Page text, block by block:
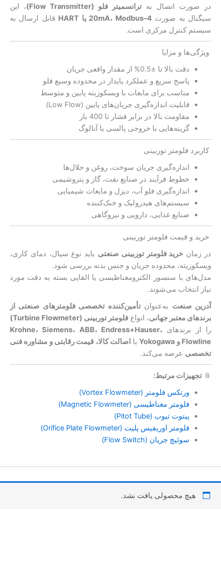
در صورت اتصال بهترانسمیتر فلو (Flow Transmitter)
، این
سیگنال به صورت4–20mA، Modbus یا HART
قابل ارسال به
سیستم کنترل مرکزی است.
ویژگی‌ها و مزایا
دقت بالا تا ±0.5% از مقدار واقعی جریان
پاسخ سریع و عملکرد پایدار در محدوده وسیع فلو
مناسب برای مایعات با ویسکوزیته پایین و متوسط
قابلیت اندازه‌گیری جریان‌های پایین (Low Flow)
مقاومت بالا در برابر فشار تا 400 بار
گزینه‌هایی با خروجی پالسی یا آنالوگ
کاربرد فلومتر توربینی
اندازه‌گیری جریان سوخت، روغن و حلال‌ها
خطوط فرآیند در صنایع نفت، گاز و پتروشیمی
اندازه‌گیری فلو آب، دیزل و مایعات شیمیایی
سیستم‌های هیدرولیک و خنک‌کننده
صنایع غذایی، دارویی و نیروگاهی
خرید و قیمت فلومتر توربینی
در زمان خرید فلومتر توربینی صنعتی باید نوع سیال، دمای کاری،
ویسکوزیته، محدوده جریان و جنس بدنه بررسی شود.
مدل‌های با سنسور الکترومغناطیسی یا القایی بسته به دقت مورد
نیاز انتخاب می‌شوند.
آدرین صنعت به‌عنوانتأمین‌کننده تخصصی فلومترهای صنعتی از
برندهای معتبر جهانی، انواع فلومتر توربینی (Turbine Flowmeter)
را از برندهای Krohne، Siemens، ABB، Endress+Hauser،
Flowline و Yokogawa
با اصالت کالا، قیمت رقابتی و مشاوره فنی
تخصصی عرضه می‌کند.
📎تجهیزات مرتبط:
ورتکس فلومتر (Vortex Flowmeter)
فلومتر مغناطیسی (Magnetic Flowmeter)
پیتوت تیوب (Pitot Tube)
فلومتر اوریفیس پلیت (Orifice Plate Flowmeter)
سوئیچ جریان (Flow Switch)
هیچ محصولی یافت نشد.